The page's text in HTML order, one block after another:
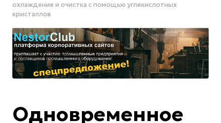
охлаждение и очистка с помощью углекислотных
кристаллов
Одновременное